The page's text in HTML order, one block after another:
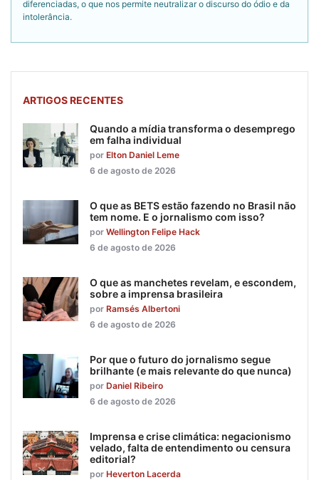
diferenciadas, o que nos permite neutralizar o discurso do ódio e da
intolerância.
ARTIGOS RECENTES
Quando a mídia transforma o desemprego
em falha individual
por Elton Daniel Leme
6 de agosto de 2026
O que as BETS estão fazendo no Brasil não
tem nome. E o jornalismo com isso?
por Wellington Felipe Hack
6 de agosto de 2026
O que as manchetes revelam, e escondem,
sobre a imprensa brasileira
por Ramsés Albertoni
6 de agosto de 2026
Por que o futuro do jornalismo segue
brilhante (e mais relevante do que nunca)
por Daniel Ribeiro
6 de agosto de 2026
Imprensa e crise climática: negacionismo
velado, falta de entendimento ou censura
editorial?
por Heverton Lacerda